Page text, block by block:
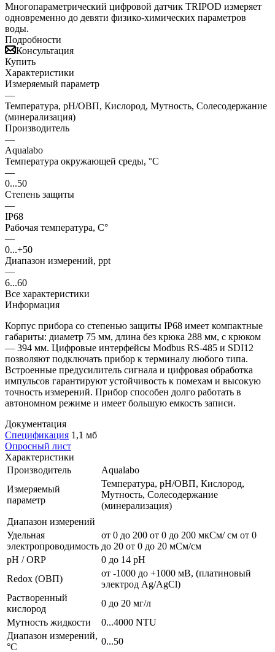
Многопараметрический цифровой датчик TRIPOD измеряет
одновременно до девяти физико-химических параметров
воды.
Подробности
Консультация
Купить
Характеристики
Измеряемый параметр
—
Температура, pH/ОВП, Кислород, Мутность, Солесодержание
(минерализация)
Производитель
—
Aqualabo
Температура окружающей среды, °С
—
0...50
Степень защиты
—
IP68
Рабочая температура, С°
—
0...+50
Диапазон измерений, ppt
—
6...60
Все характеристики
Информация
Корпус прибора со степенью защиты IP68 имеет компактные
габариты: диаметр 75 мм, длина без крюка 288 мм, с крюком
― 394 мм. Цифровые интерфейсы Modbus RS-485 и SDI12
позволяют подключать прибор к терминалу любого типа.
Встроенные предусилитель сигнала и цифровая обработка
импульсов гарантируют устойчивость к помехам и высокую
точность измерений. Прибор способен долго работать в
автономном режиме и имеет большую емкость записи.
Документация
Спецификация 1,1 мб
Опросный лист
Характеристики
Производитель
Aqualabo
Измеряемый
параметр
Температура, pH/ОВП, Кислород,
Мутность, Солесодержание
(минерализация)
Диапазон измерений
Удельная
электропроводимость
от 0 до 200 от 0 до 200 мкСм/ см от 0
до 20 от 0 до 20 мСм/см
pH / ORP
0 до 14 рН
Redox (ОВП)
от -1000 до +1000 мВ, (платиновый
электрод Ag/AgCl)
Растворенный
кислород
0 до 20 мг/л
Мутность жидкости
0...4000 NTU
Диапазон измерений,
°С
0...50